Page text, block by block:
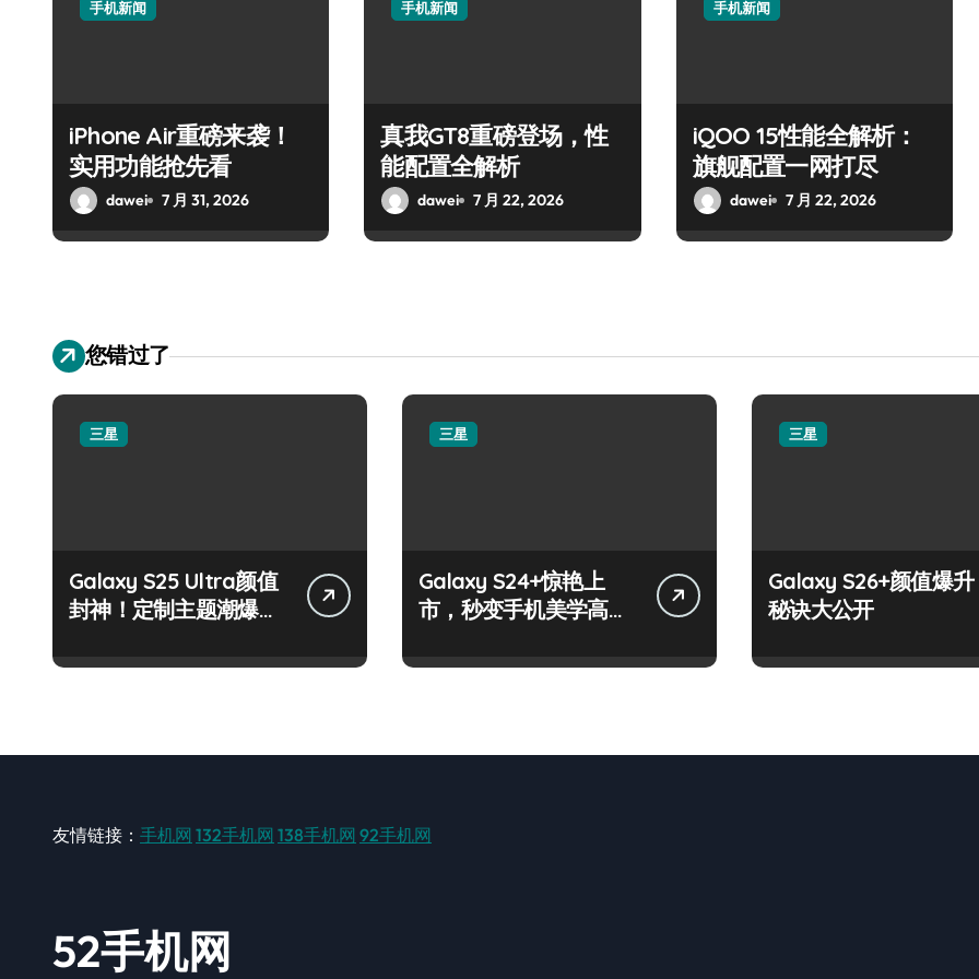
手机新闻
iPhone Air重磅来袭！
实用功能抢先看
dawei 7 月 31, 2026
手机新闻
真我GT8重磅登场，性
能配置全解析
dawei 7 月 22, 2026
手机新闻
iQOO 15性能全解析：
旗舰配置一网打尽
dawei 7 月 22, 2026
您错过了
三星
Galaxy S25 Ultra颜值
封神！定制主题潮爆
三星
Galaxy S24+惊艳上
市，秒变手机美学高
三星
Galaxy S26+颜值爆升
秘诀大公开
友情链接： 手机网 132手机网 138手机网 92手机网
52手机网